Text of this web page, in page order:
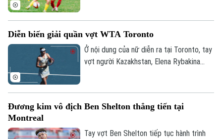
Nội.
Diễn biến giải quần vợt WTA Toronto
Ở nội dung của nữ diễn ra tại Toronto, tay
vợt người Kazakhstan, Elena Rybakina
tạo nên bất ngờ lớn khi đánh bại hạt giống
Đương kim vô địch Ben Shelton thẳng tiến tại
Montreal
Tay vợt Ben Shelton tiếp tục hành trình